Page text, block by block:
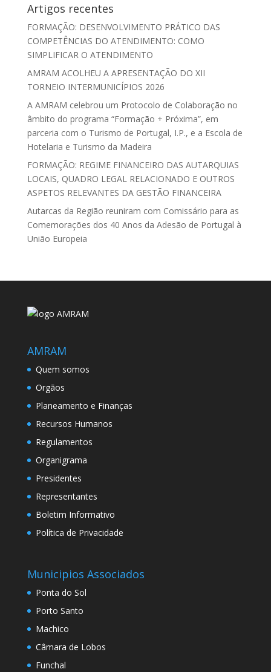
Artigos recentes
FORMAÇÃO: DESENVOLVIMENTO PRÁTICO DAS
COMPETÊNCIAS DO ATENDIMENTO: COMO
SIMPLIFICAR O ATENDIMENTO
AMRAM ACOLHEU A APRESENTAÇÃO DO XII
TORNEIO INTERMUNICÍPIOS 2026
A AMRAM celebrou um Protocolo de Colaboração no
âmbito do programa “Formação + Próxima”, em
parceria com o Turismo de Portugal, I.P., e a Escola de
Hotelaria e Turismo da Madeira
FORMAÇÃO: REGIME FINANCEIRO DAS AUTARQUIAS
LOCAIS, QUADRO LEGAL RELACIONADO E OUTROS
ASPETOS RELEVANTES DA GESTÃO FINANCEIRA
Autarcas da Região reuniram com Comissário para as
Comemorações dos 40 Anos da Adesão de Portugal à
União Europeia
AMRAM
Quem somos
Orgãos
Planeamento e Finanças
Recursos Humanos
Regulamentos
Organigrama
Presidentes
Representantes
Boletim Informativo
Política de Privacidade
Municipios Associados
Ponta do Sol
Porto Santo
Machico
Câmara de Lobos
Funchal